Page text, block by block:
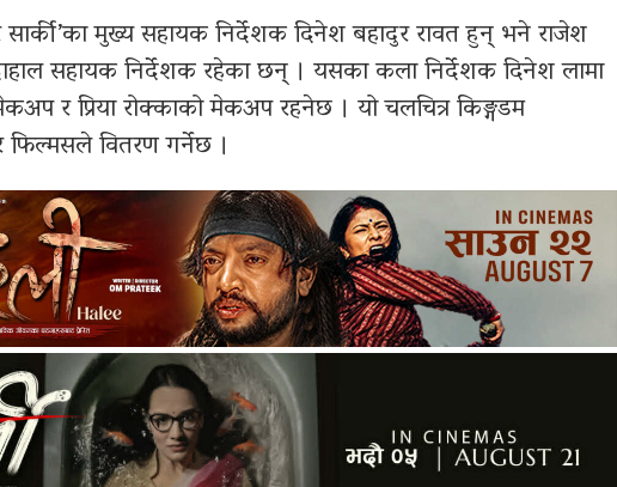
सार्की’का मुख्य सहायक निर्देशक दिनेश बहादुर रावत हुन् भने राजेश
सहायक निर्देशक रहेका छन् । यसका कला निर्देशक दिनेश लामा
र प्रिया रोक्काको मेकअप रहनेछ । यो चलचित्र किङ्गडम
वितरण गर्नेछ ।